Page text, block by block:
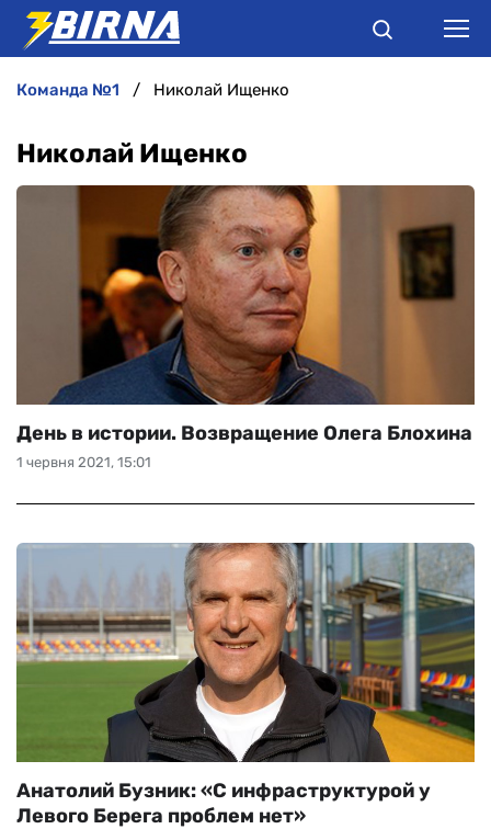
ІНТЕРВ'Ю
БУКМЕКЕРИ
команда №1 Николай Ищенко
Николай Ищенко
1 червня 2021, 15:01
День в истории. Возвращение Олега Блохина
Анатолий Бузник: «С инфраструктурой у
Левого Берега проблем нет»